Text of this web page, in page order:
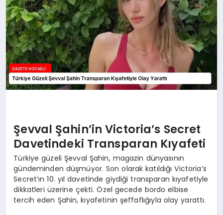
SAĞLIK
EĞITIM
Şevval Şahin’in Victoria’s Secret
Davetindeki Transparan Kıyafeti
Türkiye güzeli Şevval Şahin, magazin dünyasının
gündeminden düşmüyor. Son olarak katıldığı Victoria’s
Secret’ın 10. yıl davetinde giydiği transparan kıyafetiyle
dikkatleri üzerine çekti. Özel gecede bordo elbise
tercih eden Şahin, kıyafetinin şeffaflığıyla olay yarattı.